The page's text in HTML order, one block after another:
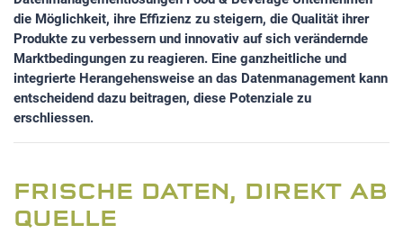
die Möglichkeit, ihre Effizienz zu steigern, die Qualität ihrer
Produkte zu verbessern und innovativ auf sich verändernde
Marktbedingungen zu reagieren. Eine ganzheitliche und
integrierte Herangehensweise an das Datenmanagement kann
entscheidend dazu beitragen, diese Potenziale zu
erschliessen.
FRISCHE DATEN, DIREKT AB
QUELLE